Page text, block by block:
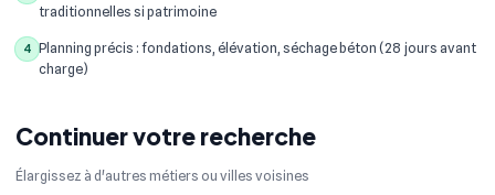
traditionnelles si patrimoine
4 Planning précis : fondations, élévation, séchage béton (28 jours avant
charge)
Continuer votre recherche
Élargissez à d'autres métiers ou villes voisines